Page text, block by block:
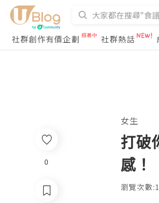
社群創作有價企劃 社群熱話
女生
打破
感！
瀏覽次數
0